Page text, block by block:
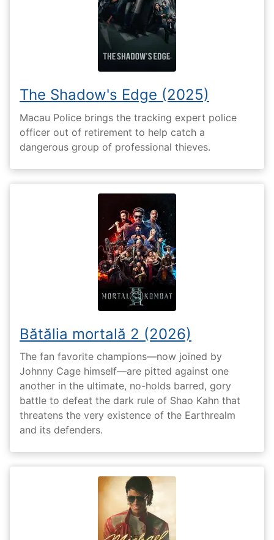
The Shadow's Edge (2025)
Macau Police brings the tracking expert police
officer out of retirement to help catch a
dangerous group of professional thieves.
Bătălia mortală 2 (2026)
The fan favorite champions—now joined by
Johnny Cage himself—are pitted against one
another in the ultimate, no-holds barred, gory
battle to defeat the dark rule of Shao Kahn that
threatens the very existence of the Earthrealm
and its defenders.